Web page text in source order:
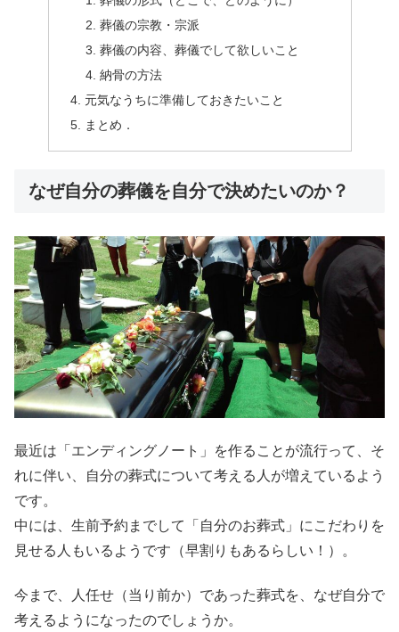
葬儀の宗教・宗派
葬儀の内容、葬儀でして欲しいこと
納骨の方法
元気なうちに準備しておきたいこと
まとめ．
なぜ自分の葬儀を自分で決めたいのか？
最近は「エンディングノート」を作ることが流行って、そ
れに伴い、自分の葬式について考える人が増えているよう
です。
中には、生前予約までして「自分のお葬式」にこだわりを
見せる人もいるようです（早割りもあるらしい！）。
今まで、人任せ（当り前か）であった葬式を、なぜ自分で
考えるようになったのでしょうか。